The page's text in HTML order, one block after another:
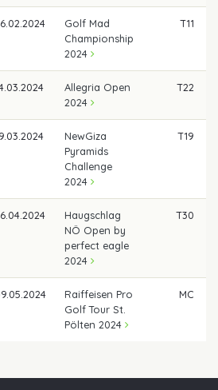
Golf Mad
Championship
2024
T11
Allegria Open
2024
T22
NewGiza
Pyramids
Challenge
2024
T19
Haugschlag
NÖ Open by
perfect eagle
2024
T30
Raiffeisen Pro
Golf Tour St.
Pölten 2024
MC